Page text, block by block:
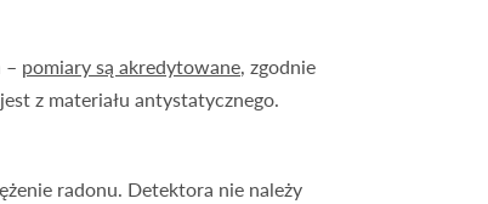
– pomiary są akredytowane, zgodnie
z materiału antystatycznego.
radonu. Detektora nie należy